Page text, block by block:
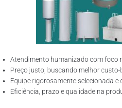
Atendimento humanizado com foco
Preço justo, buscando melhor custo-
Equipe rigorosamente selecionada e
Eficiência, prazo e qualidade na